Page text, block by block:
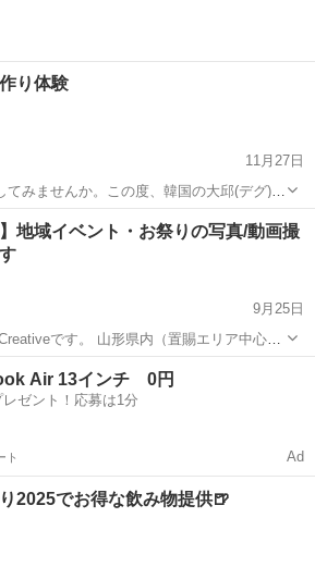
り体験
11月27日
みませんか。この度、韓国の大邱(デグ)か
と本場キムチ作りをしながら交流したいと
浅漬けキムチ(コッチョリ)
し...
地域/お祭り キムチ
】地域イベント・お祭りの写真/動画撮
9月25日
内（置賜エリア中心）
現在、ポートフォリオ作成
のため 地域イベント・お祭り・展示会などを対象に 【...
地域/お祭り 無料
Air 13インチ 0円
ゼント！応募は1分
ト Ad
2025でお得な飲み物提供🍺